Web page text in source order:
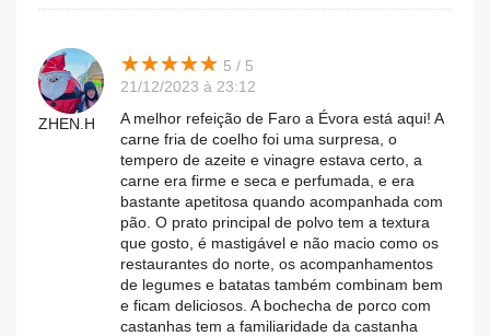
ZHEN.H
★★★★★
★★★★★ 5 / 5
21/12/2023 à 23:12
A melhor refeição de Faro a Évora está aqui! A
carne fria de coelho foi uma surpresa, o
tempero de azeite e vinagre estava certo, a
carne era firme e seca e perfumada, e era
bastante apetitosa quando acompanhada com
pão. O prato principal de polvo tem a textura
que gosto, é mastigável e não macio como os
restaurantes do norte, os acompanhamentos
de legumes e batatas também combinam bem
e ficam deliciosos. A bochecha de porco com
castanhas tem a familiaridade da castanha